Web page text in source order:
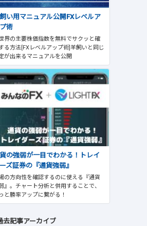
い用マニュアル公開FXレベルア
術
界の主要株価指数を無料でサクッと確
る方法[FXレベルアップ術]羊飼いと同じ
が出来るマニュアルを公開
の強弱が一目でわかる！トレイ
ズ証券の『通貨強弱』
の方向性を確認するのに使える『通貨
』。チャート分析と併用することで、
と勝率アップに繋がる！
去記事アーカイブ